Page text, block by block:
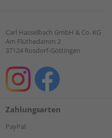
Carl Hasselbach GmbH & Co. KG
Am Flüthedamm 2
37124 Rosdorf-Göttingen
Zahlungsarten
PayPal